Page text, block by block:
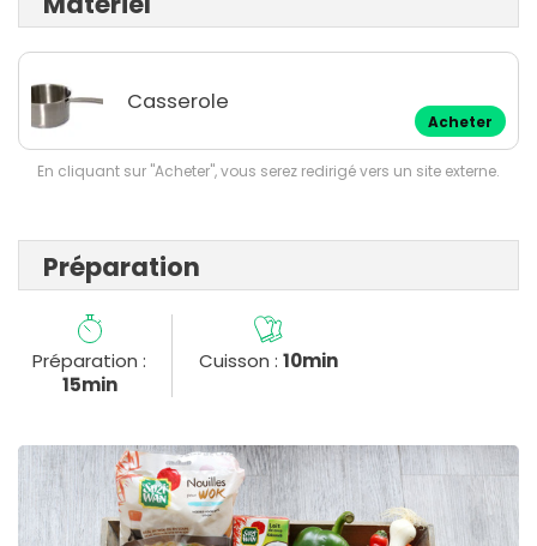
Casserole
Acheter
En cliquant sur "Acheter", vous serez redirigé vers un site externe.
Préparation
Préparation :
15min
Cuisson : 10min